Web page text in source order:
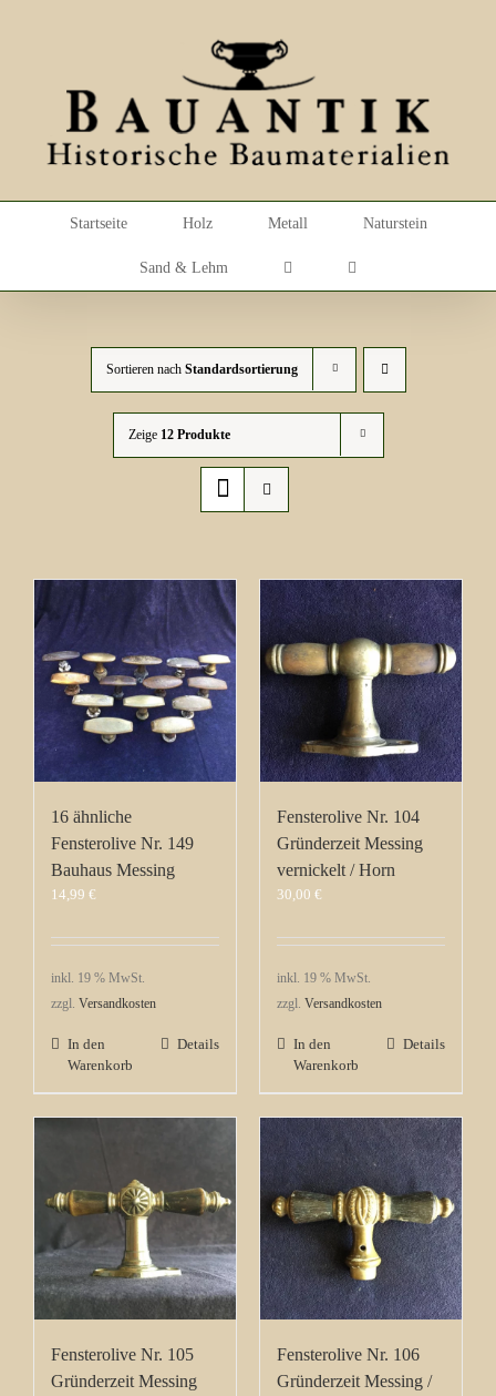
Startseite Holz Metall Naturstein
Sand & Lehm
Sortieren nach Standardsortierung
Zeige 12 Produkte
16 ähnliche
Fensterolive Nr. 149
Bauhaus Messing
14,99 €
inkl. 19 % MwSt.
zzgl. Versandkosten
In den
Warenkorb
Details
Fensterolive Nr. 104
Gründerzeit Messing
vernickelt / Horn
30,00 €
inkl. 19 % MwSt.
zzgl. Versandkosten
In den
Warenkorb
Details
Fensterolive Nr. 105
Gründerzeit Messing
Fensterolive Nr. 106
Gründerzeit Messing /